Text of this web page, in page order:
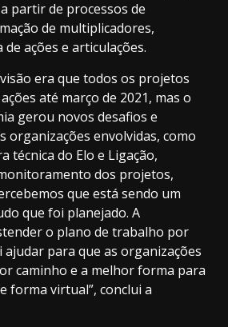
partir de processos de
de multiplicadores,
ações e articulações.
era que todos os projetos
até março de 2021, mas o
gerou novos desafios e
organizações envolvidas, como
técnica do Elo e Ligação,
dos projetos,
que está sendo um
que foi planejado. A
o plano de trabalho por
ajudar para que as organizações
caminho e a melhor forma para
forma virtual”, conclui a